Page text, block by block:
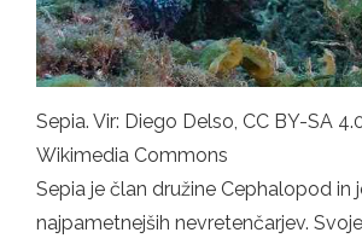
Sepia. Vir: Diego Delso, CC BY-SA
Wikimedia Commons
Sepia je član družine Cephalopod in
najpametnejših nevretenčarjev.